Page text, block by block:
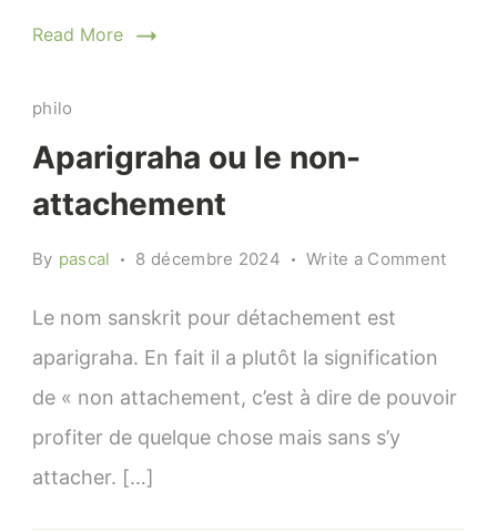
Read More
philo
Aparigraha ou le non-
attachement
By pascal 8 décembre 2024 Write a Commenton
Le nom sanskrit pour détachement est
aparigraha. En fait il a plutôt la signification
de « non attachement, c’est à dire de pouvoir
profiter de quelque chose mais sans s’y
attacher. […]